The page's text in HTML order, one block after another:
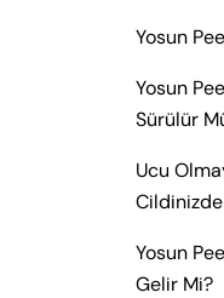
Yosun
Yosun
Sürülür
Ucu
Yosun
Gelir Mi?